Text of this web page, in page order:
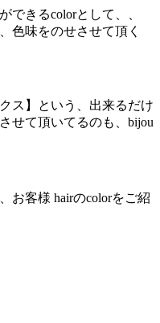
できるcolorとして、、
色味をのせさせて頂く
ス】という、出来るだけ
せて頂いてるのも、bijou
お客様 hairのcolorをご紹